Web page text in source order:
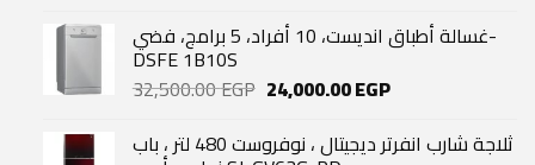
was:
52,400.00 EGP.
is:
43,500.00 EGP.
غسالة أطباق انديست، 10 أفراد، 5 برامج، فضي-
DSFE 1B10S
32,500.00EGP Original
was:
24,000.00EGPCurrent
is: ثلاجة شارب انفرتر ديجيتال ، نوفروست 480 لتر ، باب